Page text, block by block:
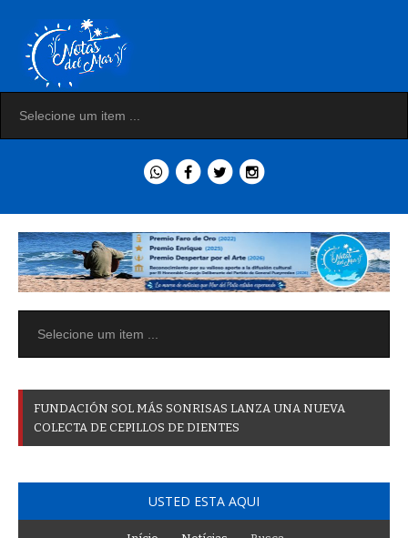
FUNDACIÓN SOL MÁS SONRISAS LANZA UNA NUEVA
COLECTA DE CEPILLOS DE DIENTES
USTED ESTA AQUI